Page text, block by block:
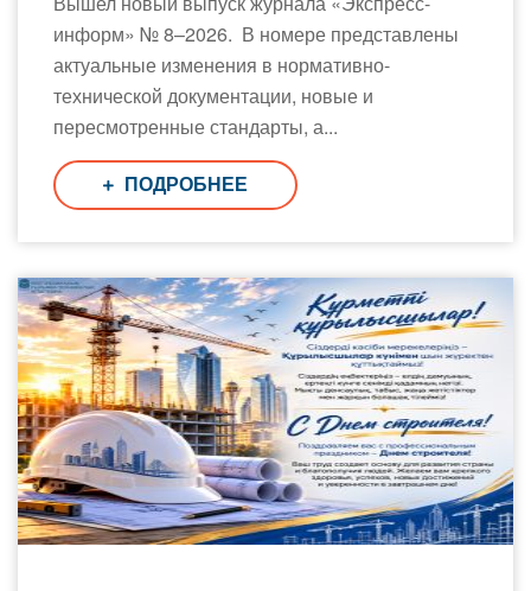
информ» № 8–2026. В номере представлены
актуальные изменения в нормативно-
технической документации, новые и
пересмотренные стандарты, а...
ПОДРОБНЕЕ